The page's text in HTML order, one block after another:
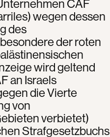
CAF
wegen dessen
des
der roten
wird geltend
an Israels
die Vierte
von
verbietet)
Strafgesetzbuchs